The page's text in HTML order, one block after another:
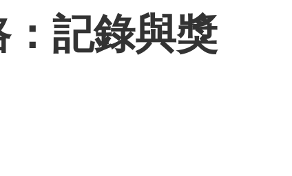
記錄與獎